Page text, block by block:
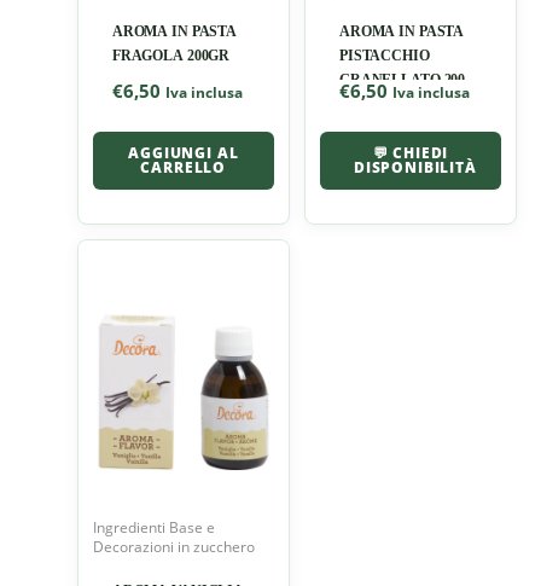
AROMA IN PASTA
FRAGOLA 200GR
€6,50 Iva inclusa
AGGIUNGI AL
CARRELLO
AROMA IN PASTA
PISTACCHIO
GRANELLATO 200
€6,50 Iva inclusa
💬 CHIEDI
DISPONIBILITÀ
Ingredienti Base e
Decorazioni in zucchero